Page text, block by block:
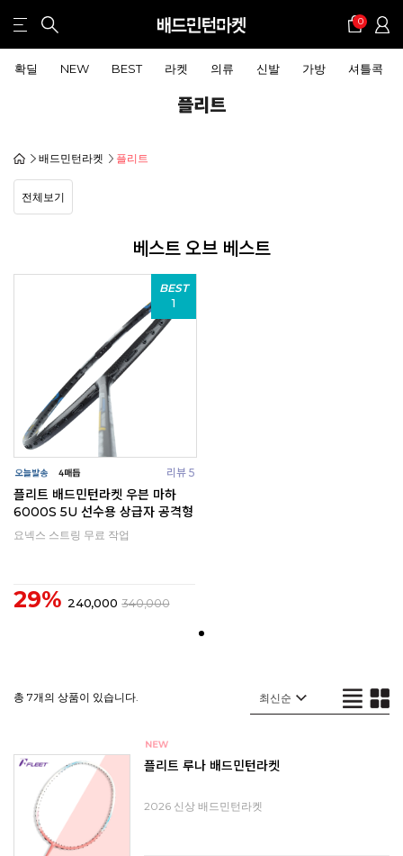
0
확딜 NEW BEST 라켓 의류 신발 가방 셔틀콕
플리트
배드민턴라켓 플리트
전체보기
베스트 오브 베스트
BEST
1
리뷰 5
플리트 배드민턴라켓 우븐 마하
6000S 5U 선수용 상급자 공격형
요넥스 스트링 무료 작업
29% 240,000 340,000
총 7개의 상품이 있습니다.
플리트 루나 배드민턴라켓
2026 신상 배드민턴라켓